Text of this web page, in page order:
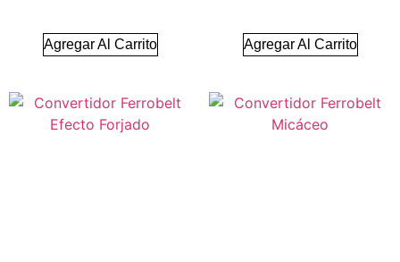
Agregar Al Carrito Agregar Al Carrito